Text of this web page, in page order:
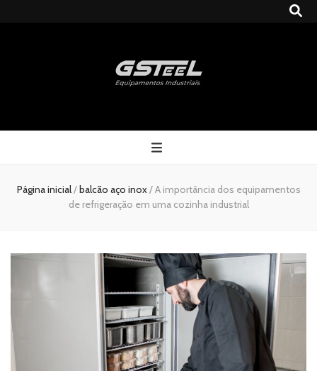
Gsteel
Página inicial/balcão aço inox/A importância dos equipamentos
de refrigeração em uma cozinha industrial